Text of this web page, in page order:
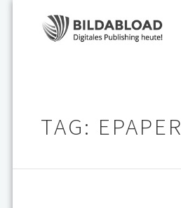
TAG: EPAPER